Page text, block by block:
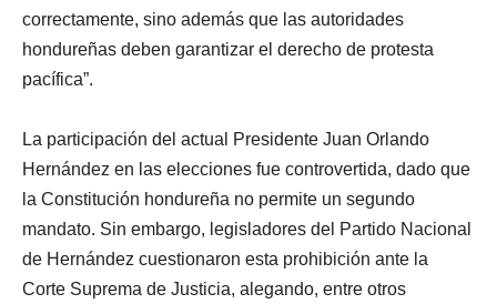
correctamente, sino además que las autoridades
hondureñas deben garantizar el derecho de protesta
pacífica”.
La participación del actual Presidente Juan Orlando
Hernández en las elecciones fue controvertida, dado que
la Constitución hondureña no permite un segundo
mandato. Sin embargo, legisladores del Partido Nacional
de Hernández cuestionaron esta prohibición ante la
Corte Suprema de Justicia, alegando, entre otros